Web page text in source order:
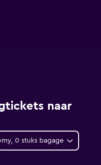
naar
0 stuks bagage